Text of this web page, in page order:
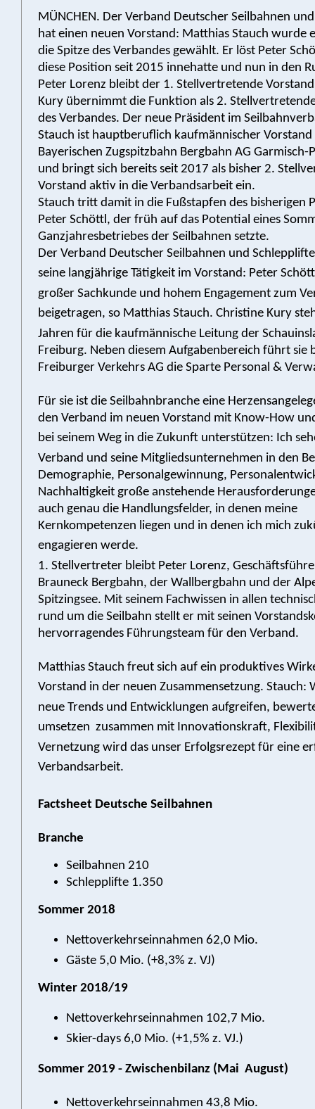
MÜNCHEN. Der Verband Deutscher Seilbahnen
hat einen neuen Vorstand: Matthias Stauch wurde
die Spitze des Verbandes gewählt. Er löst Peter
diese Position seit 2015 innehatte und nun in den
Peter Lorenz bleibt der 1. Stellvertretende
Kury übernimmt die Funktion als 2.
des Verbandes. Der neue Präsident im
Stauch ist hauptberuflich kaufmännischer Vorstand
Bayerischen Zugspitzbahn Bergbahn AG
und bringt sich bereits seit 2017 als bisher 2.
Vorstand aktiv in die Verbandsarbeit ein.
Stauch tritt damit in die Fußstapfen des bisherigen
Peter Schöttl, der früh auf das Potential eines
Ganzjahresbetriebes der Seilbahnen setzte.
Der Verband Deutscher Seilbahnen und
seine langjährige Tätigkeit im Vorstand: Peter
großer Sachkunde und hohem Engagement zum
beigetragen, so Matthias Stauch. Christine Kury
Jahren für die kaufmännische Leitung der
Freiburg. Neben diesem Aufgabenbereich führt sie
Freiburger Verkehrs AG die Sparte Personal &
Für sie ist die Seilbahnbranche eine
den Verband im neuen Vorstand mit Know-How
bei seinem Weg in die Zukunft unterstützen: Ich
Verband und seine Mitgliedsunternehmen in den
Demographie, Personalgewinnung,
Nachhaltigkeit große anstehende
auch genau die Handlungsfelder, in denen meine
Kernkompetenzen liegen und in denen ich mich
engagieren werde.
1. Stellvertreter bleibt Peter Lorenz,
Brauneck Bergbahn, der Wallbergbahn und der
Spitzingsee. Mit seinem Fachwissen in allen
rund um die Seilbahn stellt er mit seinen
hervorragendes Führungsteam für den Verband.
Matthias Stauch freut sich auf ein produktives
Vorstand in der neuen Zusammensetzung. Stauch:
neue Trends und Entwicklungen aufgreifen,
umsetzen  zusammen mit Innovationskraft,
Vernetzung wird das unser Erfolgsrezept für eine
Verbandsarbeit.
Factsheet Deutsche Seilbahnen
Branche
Seilbahnen 210
Schlepplifte 1.350
Sommer 2018
Nettoverkehrseinnahmen 62,0 Mio. 
Gäste 5,0 Mio. (+8,3% z. VJ)
Winter 2018/19
Nettoverkehrseinnahmen 102,7 Mio. 
Skier-days 6,0 Mio. (+1,5% z. VJ.)
Sommer 2019 - Zwischenbilanz (Mai  August)
Nettoverkehrseinnahmen 43,8 Mio. 